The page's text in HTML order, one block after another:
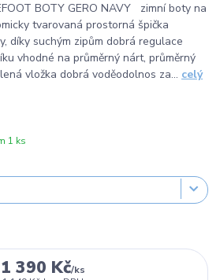
BOTY GERO NAVY zimní boty na
tvarovaná prostorná špička
díky suchým zipům dobrá regulace
vhodné na průměrný nárt, průměrný
vložka dobrá voděodolnos za... celý
1 ks
1 390 Kč/ks